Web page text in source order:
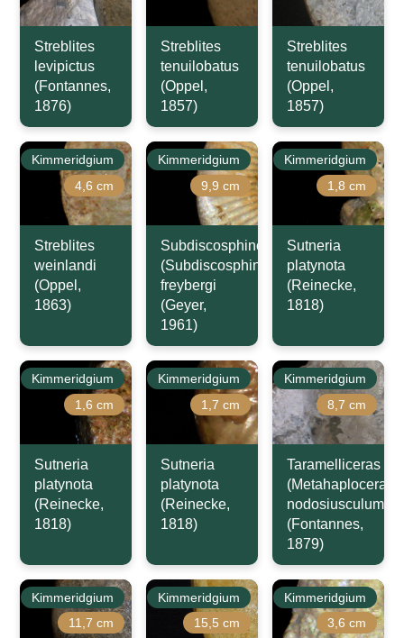
Streblites
levipictus
(Fontannes,
1876)
Streblites
tenuilobatus
(Oppel,
1857)
Streblites
tenuilobatus
(Oppel,
1857)
Kimmeridgium
4,6 cm
Streblites
weinlandi
(Oppel,
1863)
Kimmeridgium
9,9 cm
Subdiscosphinctes
(Subdiscosphinctes)
freybergi
(Geyer,
1961)
Kimmeridgium
1,8 cm
Sutneria
platynota
(Reinecke,
1818)
Kimmeridgium
1,6 cm
Sutneria
platynota
(Reinecke,
1818)
Kimmeridgium
1,7 cm
Sutneria
platynota
(Reinecke,
1818)
Kimmeridgium
8,7 cm
Taramelliceras
(Metahaploceras)
nodosiusculum
(Fontannes,
1879)
Kimmeridgium
11,7 cm
Kimmeridgium
15,5 cm
Kimmeridgium
3,6 cm